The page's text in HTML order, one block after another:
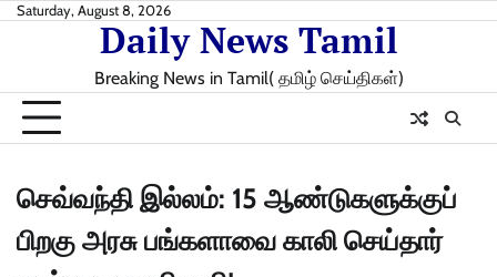
SkipSaturday, August 8, 2026
Daily News Tamil
Breaking News in Tamil( தமிழ் செய்திகள்)
செவ்வந்தி இல்லம்: 15 ஆண்டுகளுக்குப்
பிறகு அரசு பங்களாவை காலி செய்தார்